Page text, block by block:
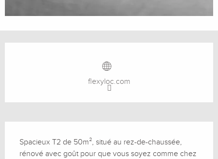
flexyloc.com
Spacieux T2 de 50m², situé au rez-de-chaussée,
rénové avec goût pour que vous soyez comme chez